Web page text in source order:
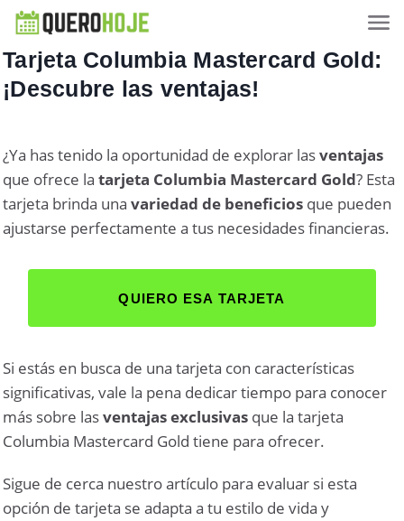
Tarjeta Columbia Mastercard Gold:
¡Descubre las ventajas!
¿Ya has tenido la oportunidad de explorar lasventajas
que ofrece latarjeta Columbia Mastercard Gold? Esta
tarjeta brinda unavariedad de beneficios que pueden
ajustarse perfectamente a tus necesidades financieras.
QUIERO ESA TARJETA
Si estás en busca de una tarjeta con características
significativas, vale la pena dedicar tiempo para conocer
más sobre lasventajas exclusivas que la tarjeta
Columbia Mastercard Gold tiene para ofrecer.
Sigue de cerca nuestro artículo para evaluar si esta
opción de tarjeta se adapta a tu estilo de vida y